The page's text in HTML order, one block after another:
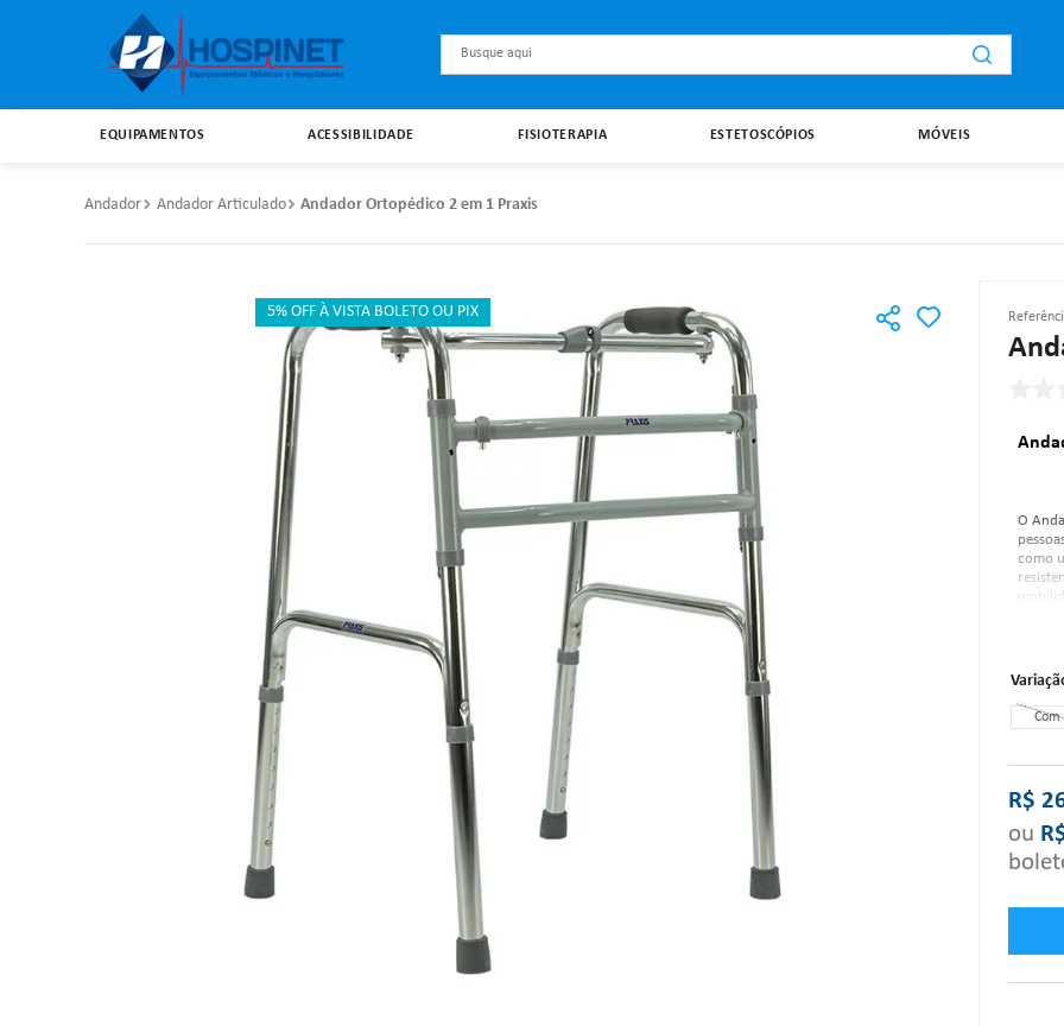
Busque aqui
EQUIPAMENTOS ACESSIBILIDADE FISIOTERAPIA ESTETOSCÓPIOS MÓVEIS
Andador Andador Articulado Andador Ortopédico 2 em 1 Praxis
5% OFF À VISTA BOLETO OU PIX
O
como
Com
R$
ou